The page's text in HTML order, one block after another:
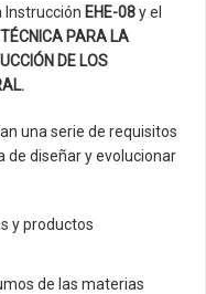
Instrucción EHE-08y el
PARA LA
DE LOS
una serie de requisitos
de diseñar y evolucionar
y productos
de las materias